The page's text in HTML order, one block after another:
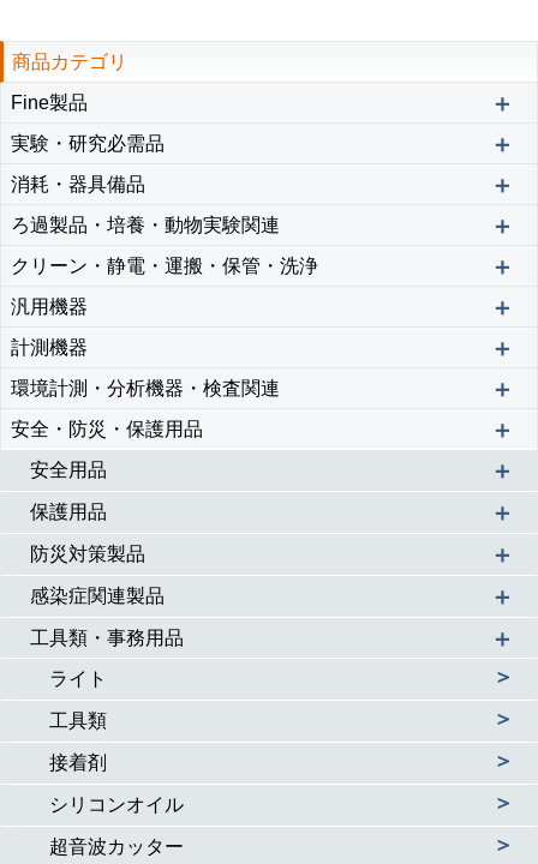
商品カテゴリ
Fine製品
＋
実験・研究必需品 ＋
消耗・器具備品 ＋
ろ過製品・培養・動物実験関連 ＋
クリーン・静電・運搬・保管・洗浄 ＋
汎用機器 ＋
計測機器 ＋
環境計測・分析機器・検査関連 ＋
安全・防災・保護用品 ＋
安全用品 ＋
保護用品 ＋
防災対策製品 ＋
感染症関連製品 ＋
工具類・事務用品 ＋
ライト ＞
工具類 ＞
接着剤 ＞
シリコンオイル ＞
超音波カッター ＞